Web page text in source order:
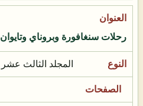
رحلات سنغافورة وبروناي وتايوان
المجلد الثالث عشر